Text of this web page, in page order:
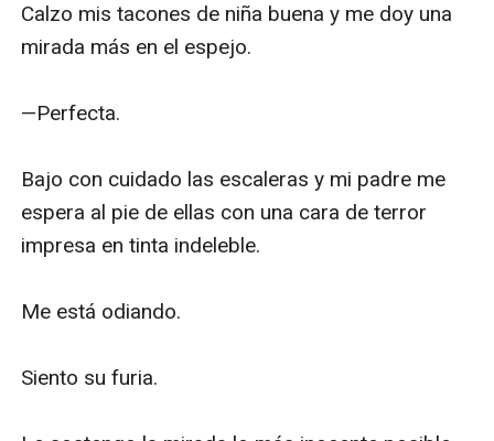
Calzo mis tacones de niña buena y me doy una
mirada más en el espejo.
—Perfecta.
Bajo con cuidado las escaleras y mi padre me
espera al pie de ellas con una cara de terror
impresa en tinta indeleble.
Me está odiando.
Siento su furia.